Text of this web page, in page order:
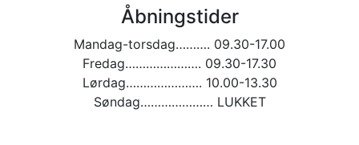
Åbningstider
Mandag-torsdag………. 09.30-17.00
Fredag…………………. 09.30-17.30
Lørdag…………………. 10.00-13.30
Søndag………………… LUKKET